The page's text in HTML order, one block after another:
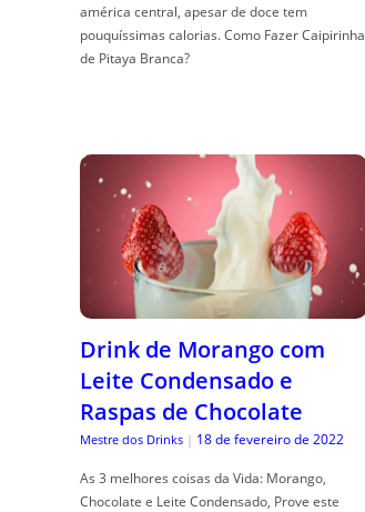
américa central, apesar de doce tem
pouquíssimas calorias. Como Fazer Caipirinha
de Pitaya Branca?
Drink de Morango com
Leite Condensado e
Raspas de Chocolate
Mestre dos Drinks | 18 de fevereiro de 2022
As 3 melhores coisas da Vida: Morango,
Chocolate e Leite Condensado, Prove este